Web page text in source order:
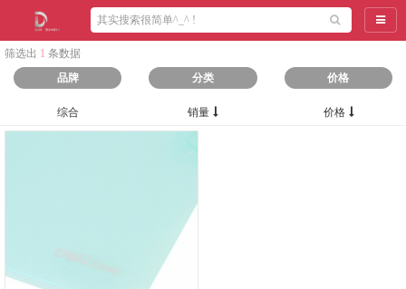
导航
筛选出 1 条数据
品牌
分类 价格
综合 销量 价格